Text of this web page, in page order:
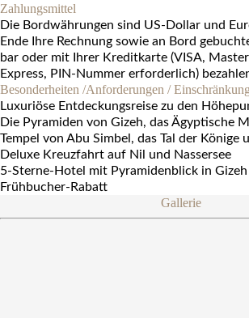
Zahlungsmittel
Die Bordwährungen sind US-Dollar und
Ende Ihre Rechnung sowie an Bord
bar oder mit Ihrer Kreditkarte (VISA,
Express, PIN-Nummer erforderlich)
Besonderheiten /Anforderungen /
Luxuriöse Entdeckungsreise zu den
Die Pyramiden von Gizeh, das Ägyptische
Tempel von Abu Simbel, das Tal der Könige
Deluxe Kreuzfahrt auf Nil und Nassersee
5-Sterne-Hotel mit Pyramidenblick in Gizeh
Frühbucher-Rabatt
Gallerie